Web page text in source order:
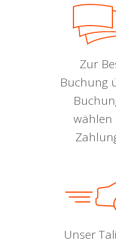
Zur
Buchung
wählen
Unser